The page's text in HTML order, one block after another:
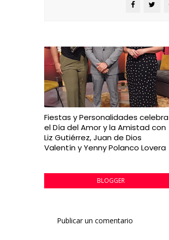
Fiestas y Personalidades celebra
el Día del Amor y la Amistad con
Liz Gutiérrez, Juan de Dios
Valentín y Yenny Polanco Lovera
BLOGGER
Publicar un comentario